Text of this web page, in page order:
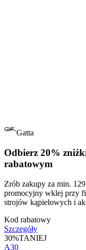
Gatta
Odbierz 20%
rabatowym
Zrób zakupy za min.
promocyjny wklej przy
strojów kąpielowych i
Kod rabatowy
Szczegóły
30%TANIEJ
A30